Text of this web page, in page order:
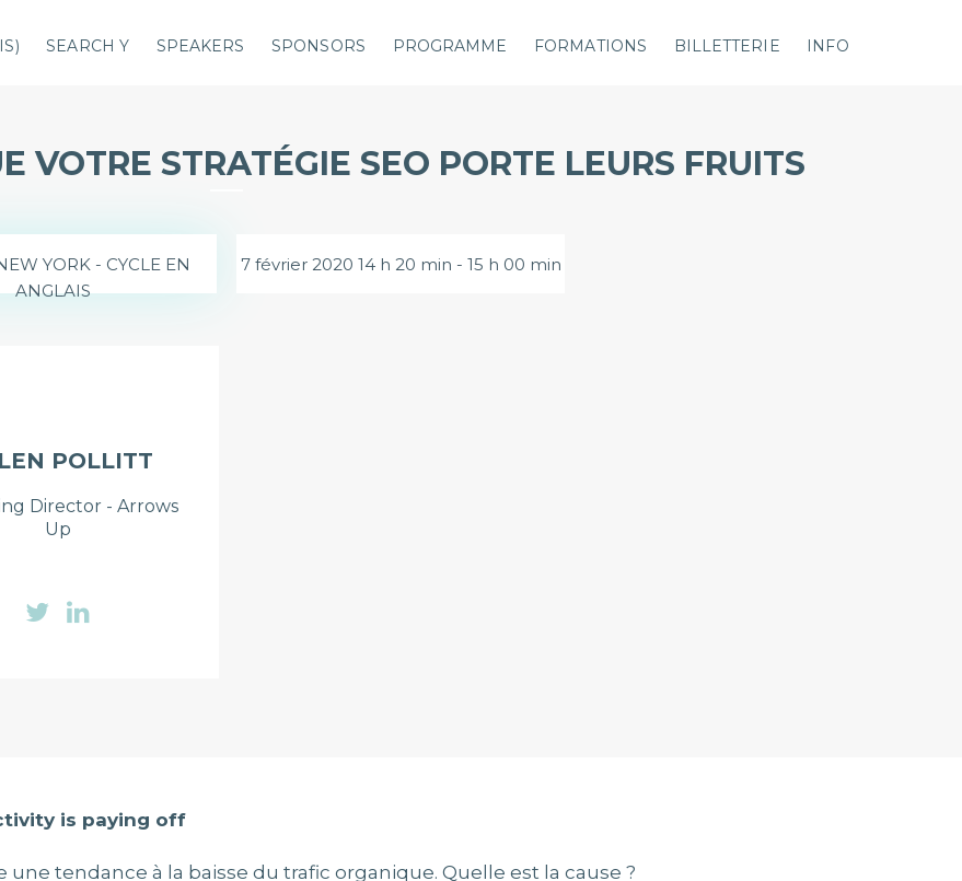
) SEARCH Y SPEAKERS SPONSORS PROGRAMME FORMATIONS BILLETTERIE INFO
VOTRE STRATÉGIE SEO PORTE LEURS FRUITS
YORK - CYCLE EN
ANGLAIS
7 février 2020 14 h 20 min - 15 h 00 min
POLLITT
Director - Arrows
Up
is paying off
tendance à la baisse du trafic organique. Quelle est la cause ?